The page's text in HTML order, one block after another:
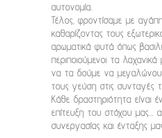
αυτονομία.
Τέλος, φροντίσαμε με
καθαρίζοντας τους
αρωματικά φυτά όπως
περιποιούμενοι τα
να τα δούμε να
τους γεύση στις συνταγές
Κάθε δραστηριότητα είναι
επίτευξη του στόχου μας…
συνεργασίας και ένταξης